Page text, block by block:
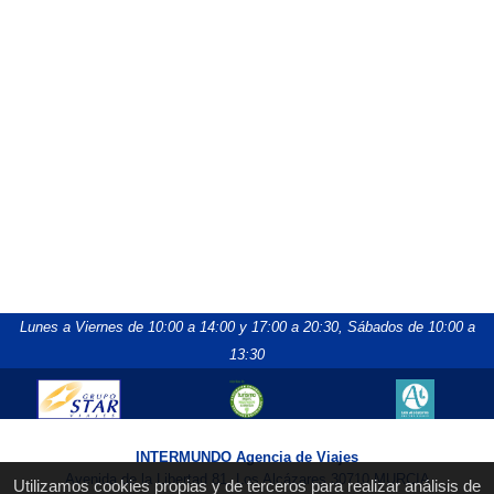
Utilizamos cookies propias y de terceros para realizar análisis de
Lunes a Viernes de 10:00 a 14:00 y 17:00 a 20:30, Sábados de 10:00 a
13:30
INTERMUNDO Agencia de Viajes
Avenida de la Libertad 81, Los Alcázares 30710 MURCIA